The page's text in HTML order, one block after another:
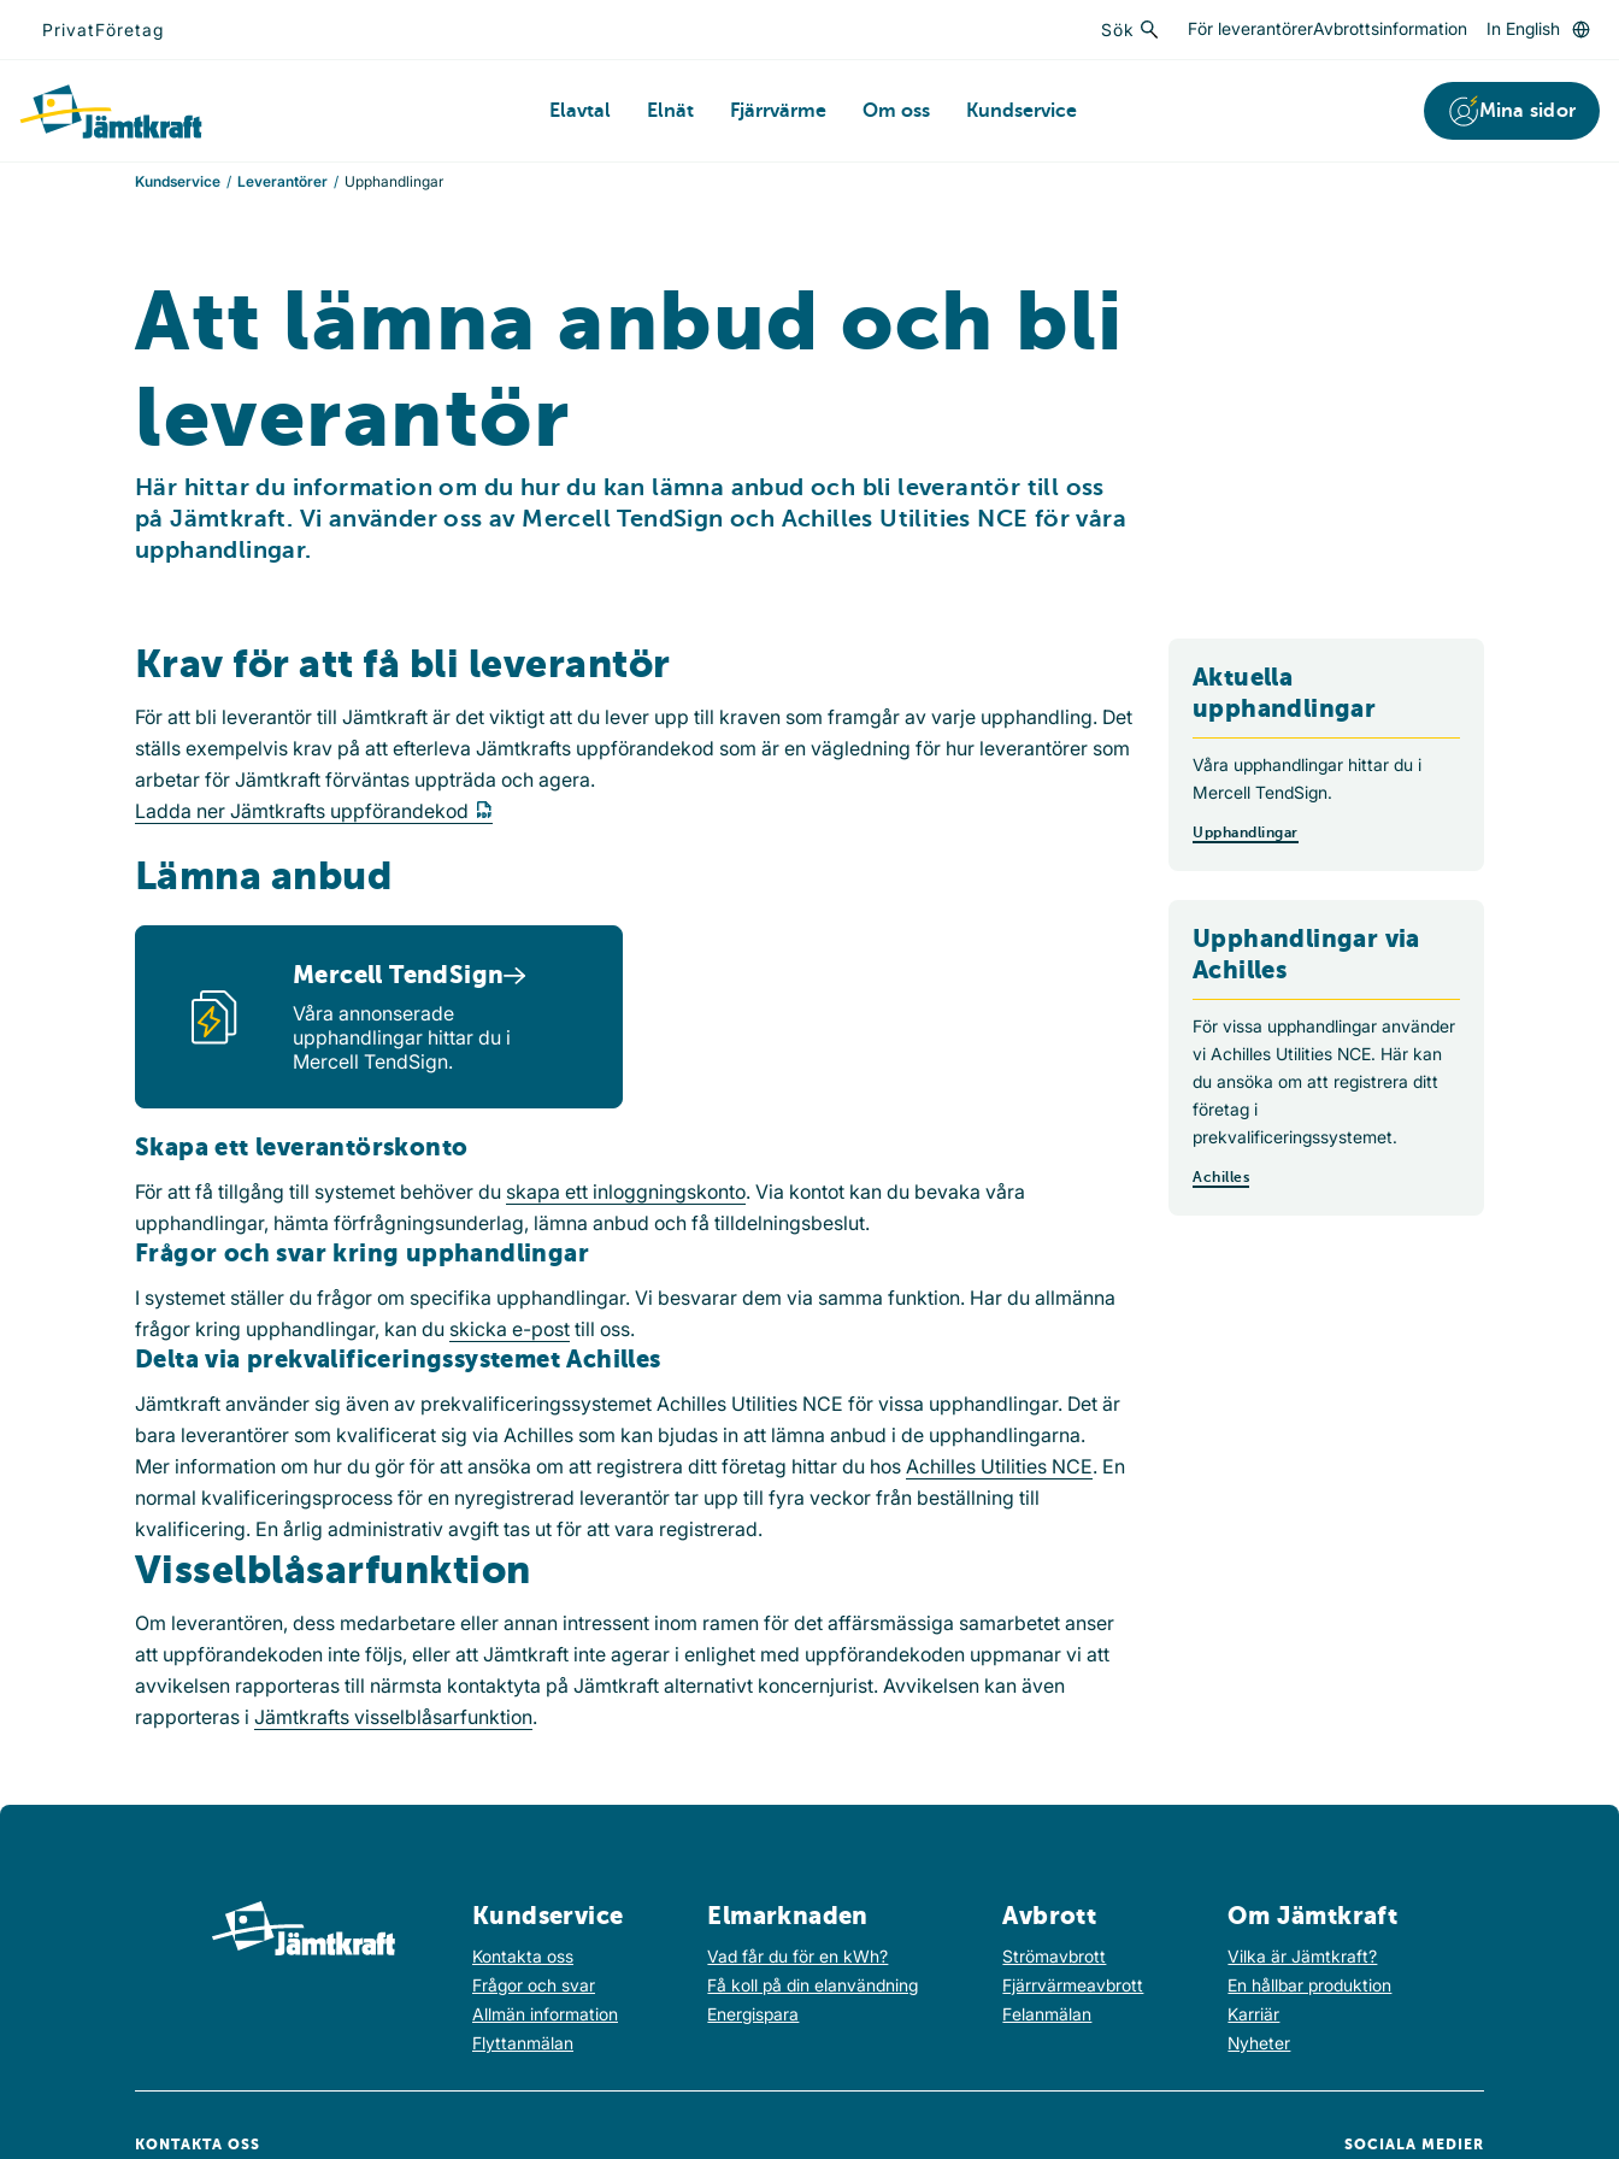
PrivatFöretag SökSök För leverantörerAvbrottsinformation In English
Till startsidan
Elavtal Elnät Fjärrvärme Om oss Kundservice Mina sidor
Kundservice Leverantörer Upphandlingar
Att lämna anbud och bli
leverantör
Här hittar du information om du hur du kan lämna anbud och bli leverantör till oss
på Jämtkraft. Vi använder oss av Mercell TendSign och Achilles Utilities NCE för våra
upphandlingar.
Krav för att få bli leverantör
För att bli leverantör till Jämtkraft är det viktigt att du lever upp till kraven som framgår av varje upphandling. Det
ställs exempelvis krav på att efterleva Jämtkrafts uppförandekod som är en vägledning för hur leverantörer som
arbetar för Jämtkraft förväntas uppträda och agera.
Ladda ner Jämtkrafts uppförandekod
Lämna anbud
Mercell TendSign
Våra annonserade
upphandlingar hittar du i
Mercell TendSign.
Skapa ett leverantörskonto
För att få tillgång till systemet behöver du skapa ett inloggningskonto. Via kontot kan du bevaka våra
upphandlingar, hämta förfrågningsunderlag, lämna anbud och få tilldelningsbeslut.
Frågor och svar kring upphandlingar
I systemet ställer du frågor om specifika upphandlingar. Vi besvarar dem via samma funktion. Har du allmänna
frågor kring upphandlingar, kan du skicka e-post till oss.
Delta via prekvalificeringssystemet Achilles
Jämtkraft använder sig även av prekvalificeringssystemet Achilles Utilities NCE för vissa upphandlingar. Det är
bara leverantörer som kvalificerat sig via Achilles som kan bjudas in att lämna anbud i de upphandlingarna.
Mer information om hur du gör för att ansöka om att registrera ditt företag hittar du hos Achilles Utilities NCE. En
normal kvalificeringsprocess för en nyregistrerad leverantör tar upp till fyra veckor från beställning till
kvalificering. En årlig administrativ avgift tas ut för att vara registrerad.
Visselblåsarfunktion
Om leverantören, dess medarbetare eller annan intressent inom ramen för det affärsmässiga samarbetet anser
att uppförandekoden inte följs, eller att Jämtkraft inte agerar i enlighet med uppförandekoden uppmanar vi att
avvikelsen rapporteras till närmsta kontaktyta på Jämtkraft alternativt koncernjurist. Avvikelsen kan även
rapporteras i Jämtkrafts visselblåsarfunktion.
Aktuella
upphandlingar
Våra upphandlingar hittar du i
Mercell TendSign.
Upphandlingar
Upphandlingar via
Achilles
För vissa upphandlingar använder
vi Achilles Utilities NCE. Här kan
du ansöka om att registrera ditt
företag i
prekvalificeringssystemet.
Achilles
Kundservice
Kontakta oss
Frågor och svar
Allmän information
Flyttanmälan
Elmarknaden
Vad får du för en kWh?
Få koll på din elanvändning
Energispara
Avbrott
Strömavbrott
Fjärrvärmeavbrott
Felanmälan
Om Jämtkraft
Vilka är Jämtkraft?
En hållbar produktion
Karriär
Nyheter
KONTAKTA OSS SOCIALA MEDIER